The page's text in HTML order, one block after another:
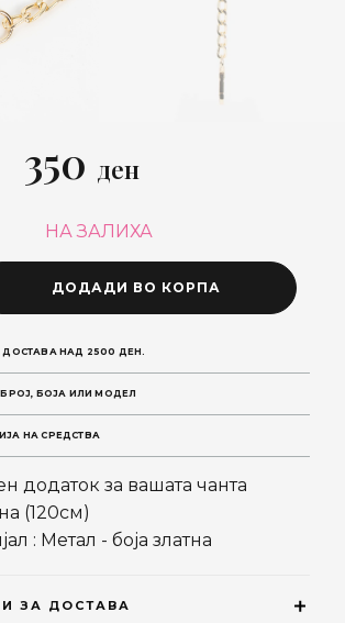
350 ден
НА ЗАЛИХА
ДОДАДИ ВО КОРПА
НАД 2500 ДЕН.
БОЈА ИЛИ МОДЕЛ
НА СРЕДСТВА
додаток за вашата чанта
(120см)
: Метал - боја златна
ЗА ДОСТАВА